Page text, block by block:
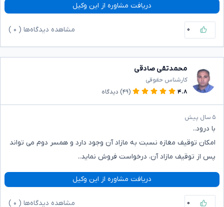
دریافت مشاوره از این وکیل
۰ مشاهده دیدگاه‌ها ( ۰
محمدتقی صادقی
کارشناس حقوقی
۴.۸
(۴۹) دیدگاه
۵ سال پیش
با درود..
امکان توقیف مغازه نسبت به مازاد آن وجود دارد و همسر دوم می تواند
پس از توقیف مازاد آن، درخواست فروش نماید..
دریافت مشاوره از این وکیل
۰ مشاهده دیدگاه‌ها ( ۰